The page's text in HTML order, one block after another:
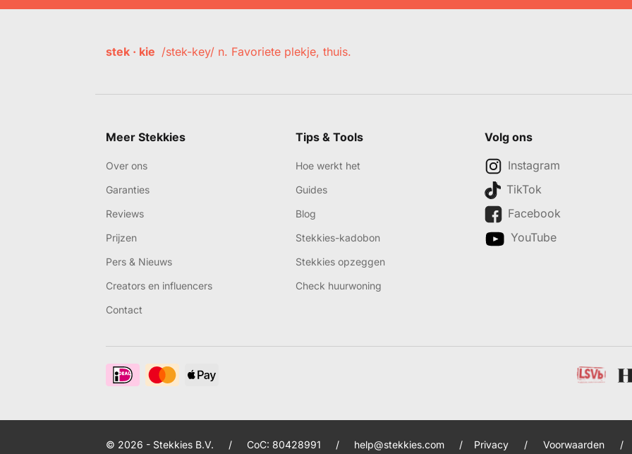
stek · kie /stek-key/ n. Favoriete plekje, thuis.
Meer Stekkies
Over ons
Garanties
Reviews
Prijzen
Pers & Nieuws
Creators en influencers
Contact
Tips & Tools
Hoe werkt het
Guides
Blog
Stekkies-kadobon
Stekkies opzeggen
Check huurwoning
Volg ons
Instagram
TikTok
Facebook
YouTube
© 2026 - Stekkies B.V. / CoC: 80428991 / help@stekkies.com / Privacy / Voorwaarden /